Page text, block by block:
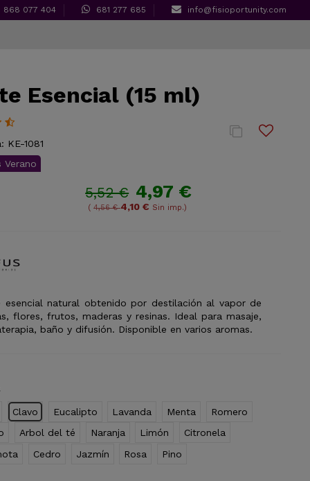
868 077 404 681 277 685 info@fisioportunity.com
Esencial (15 ml)
KE-1081
Verano
5,52 € 4,97 €
(4,56 €4,10 € Sin imp.)
esencial natural obtenido por destilación al vapor de
flores, frutos, maderas y resinas. Ideal para masaje,
baño y difusión. Disponible en varios aromas.
Clavo Eucalipto Lavanda Menta
Romero
Arbol del té Naranja Limón
Citronela
Cedro Jazmín Rosa Pino